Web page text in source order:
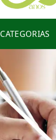
CATEGORIAS